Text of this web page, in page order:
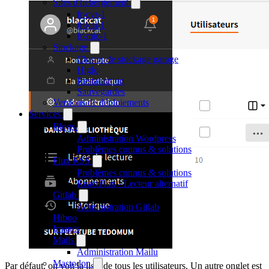
Sites d'hébergement
fr-cyr-1
fr-kai-1
fr-mic-1
Stockage
Cluster de stockage garage
Higlo
Restauration
Sauvegardes
Versions de déploiements
Services
Blogs
Administration Wordpress
Problèmes connus & solutions
Flux RSS
Problèmes connus & solutions
ReactFlux - Lecteur alternatif
Gitlab
Administration Gitlab
Hiboo
Images
Mails
Administration Mailu
Mastodon
Par défaut, on voit la liste de tous les utilisateurs. Un autre onglet est